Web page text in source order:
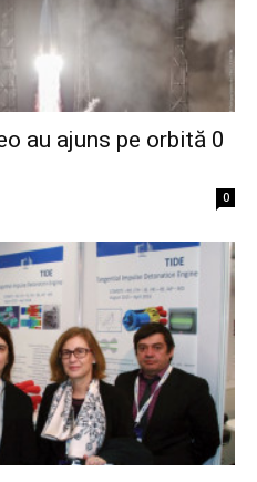
au ajuns pe orbită 0
0